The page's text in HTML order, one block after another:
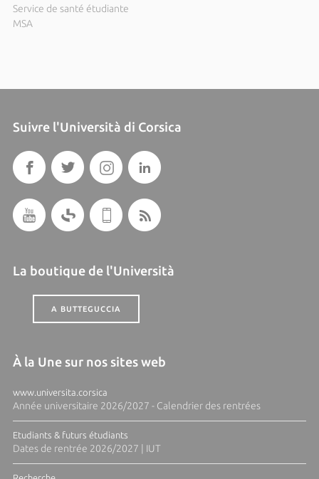
Service de santé étudiante
MSA
Suivre l'Università di Corsica
La boutique de l'Università
A BUTTEGUCCIA
À la Une sur nos sites web
www.universita.corsica
Année universitaire 2026/2027 - Calendrier des rentrées
Etudiants & futurs étudiants
Dates de rentrée 2026/2027 | IUT